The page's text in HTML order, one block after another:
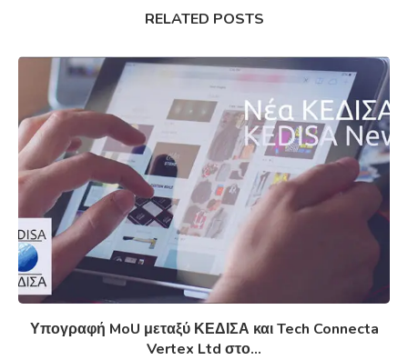
RELATED POSTS
Υπογραφή MoU μεταξύ ΚΕΔΙΣΑ και Tech Connecta
Vertex Ltd στο...